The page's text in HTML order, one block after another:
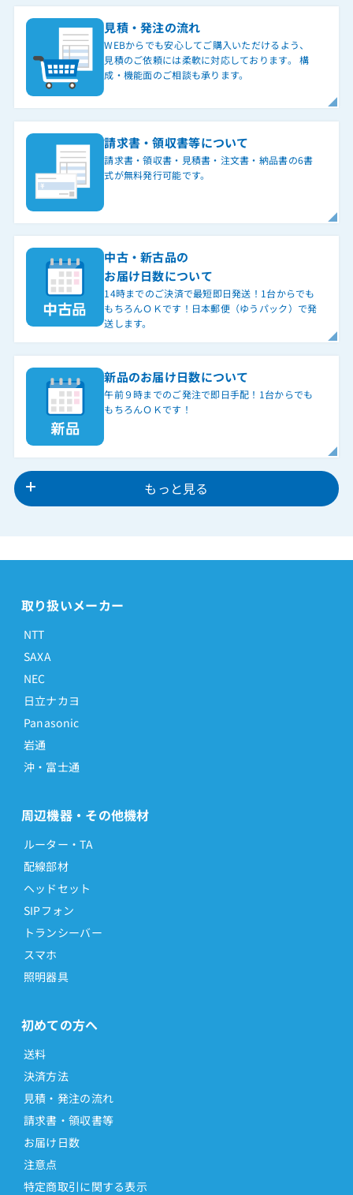
見積・発注の流れ
WEBからでも安心してご購入いただけるよう、
見積のご依頼には柔軟に対応しております。 構
成・機能面のご相談も承ります。
請求書・領収書等について
請求書・領収書・見積書・注文書・納品書の6書
式が無料発行可能です。
中古・新古品の
お届け日数について
14時までのご決済で最短即日発送！1台からでも
もちろんＯＫです！日本郵便（ゆうパック）で発
送します。
新品のお届け日数について
午前９時までのご発注で即日手配！1台からでも
もちろんＯＫです！
もっと見る
取り扱いメーカー
NTT
SAXA
NEC
日立ナカヨ
Panasonic
岩通
沖・富士通
周辺機器・その他機材
ルーター・TA
配線部材
ヘッドセット
SIPフォン
トランシーバー
スマホ
照明器具
初めての方へ
送料
決済方法
見積・発注の流れ
請求書・領収書等
お届け日数
注意点
特定商取引に関する表示